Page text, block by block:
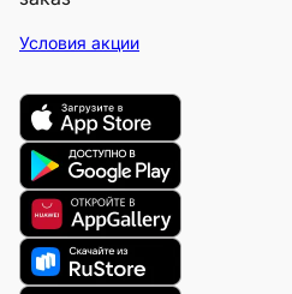
Условия акции